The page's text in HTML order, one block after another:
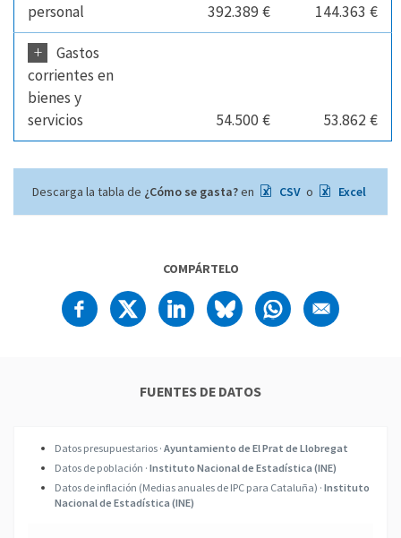
personal
392.389 € 144.363 €
+
Gastos
corrientes en
bienes y
servicios
54.500 € 53.862 €
Descarga la tabla de ¿Cómo se gasta?en CSV o Excel
COMPÁRTELO
FUENTES DE DATOS
Datos presupuestarios · Ayuntamiento de El Prat de Llobregat
Datos de población · Instituto Nacional de Estadística (INE)
Datos de inflación (Medias anuales de IPC para Cataluña) · Instituto
Nacional de Estadística (INE)